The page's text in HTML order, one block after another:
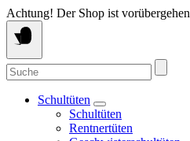
Springe
zum
Inhalt
Achtung! Der Shop ist
Suche
nach:
Schultüten
Schultüten
Rentnertüten